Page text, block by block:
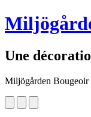
Une
Miljögården Bougeoir